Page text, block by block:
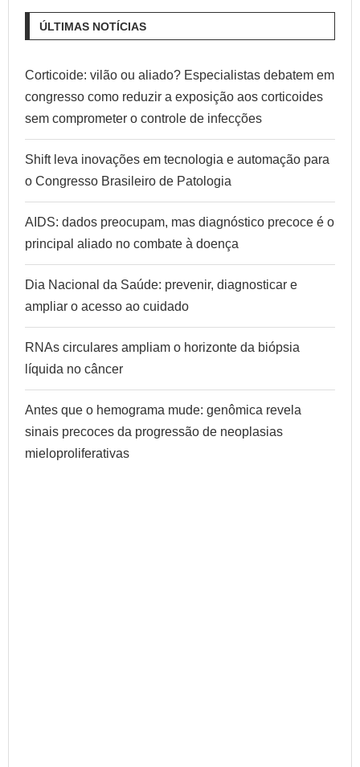
ÚLTIMAS NOTÍCIAS
Corticoide: vilão ou aliado? Especialistas debatem em
congresso como reduzir a exposição aos corticoides
sem comprometer o controle de infecções
Shift leva inovações em tecnologia e automação para
o Congresso Brasileiro de Patologia
AIDS: dados preocupam, mas diagnóstico precoce é o
principal aliado no combate à doença
Dia Nacional da Saúde: prevenir, diagnosticar e
ampliar o acesso ao cuidado
RNAs circulares ampliam o horizonte da biópsia
líquida no câncer
Antes que o hemograma mude: genômica revela
sinais precoces da progressão de neoplasias
mieloproliferativas